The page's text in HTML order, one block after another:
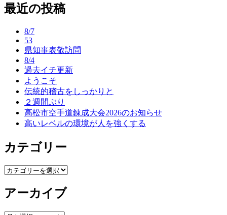
ナ
最近の投稿
8/7
53
県知事表敬訪問
8/4
過去イチ更新
ようこそ
伝統的稽古をしっかりと
２週間ぶり
高松市空手道錬成大会2026のお知らせ
高いレベルの環境が人を強くする
カテゴリー
カ
ゴ
ー
アーカイブ